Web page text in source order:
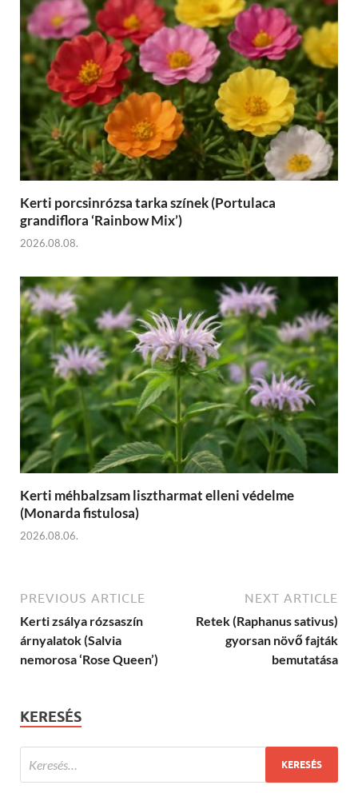
Kerti porcsinrózsa tarka színek (Portulaca
grandiflora ‘Rainbow Mix’)
2026.08.08.
Kerti méhbalzsam lisztharmat elleni védelme
(Monarda fistulosa)
2026.08.06.
PREVIOUS ARTICLE
Kerti zsálya rózsaszín
árnyalatok (Salvia
nemorosa ‘Rose Queen’)
NEXT ARTICLE
Retek (Raphanus sativus)
gyorsan növő fajták
bemutatása
KERESÉS